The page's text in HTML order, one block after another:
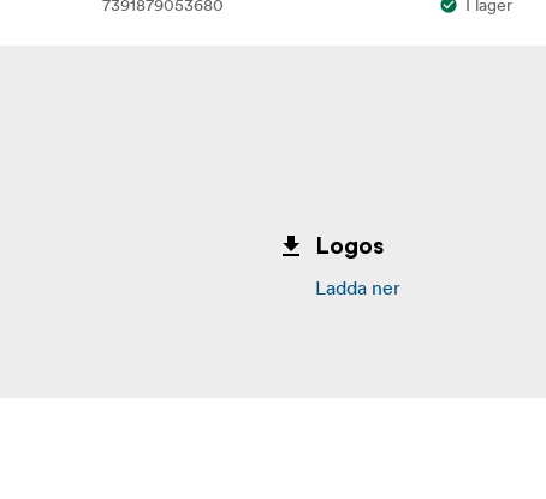
7391879053680 I lager
Logos
Ladda ner